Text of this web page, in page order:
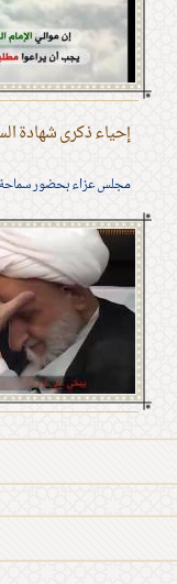
إحياء ذكرى شهادة
مجلس عزاء بحضور سماحة